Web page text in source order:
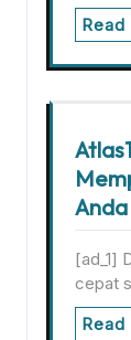
Anda
[ad_1]
cepat